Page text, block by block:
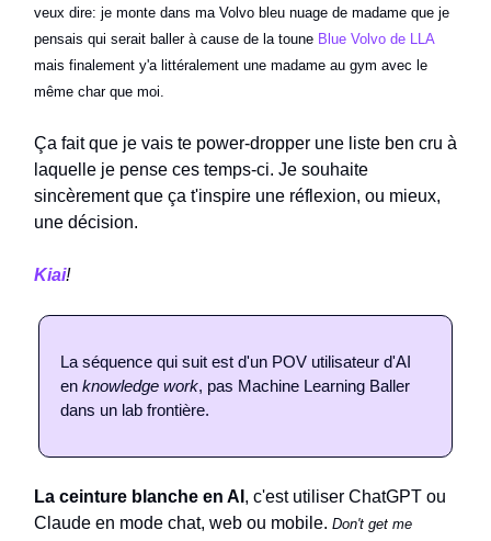
veux dire: je monte dans ma Volvo bleu nuage de madame que je
pensais qui serait baller à cause de la toune Blue Volvo de LLA
mais finalement y'a littéralement une madame au gym avec le
même char que moi.
Ça fait que je vais te power-dropper une liste ben cru à
laquelle je pense ces temps-ci. Je souhaite
sincèrement que ça t'inspire une réflexion, ou mieux,
une décision.
Kiai!
La séquence qui suit est d'un POV utilisateur d'AI
en knowledge work, pas Machine Learning Baller
dans un lab frontière.
La ceinture blanche en AI , c'est utiliser ChatGPT ou
Claude en mode chat, web ou mobile. Don't get me